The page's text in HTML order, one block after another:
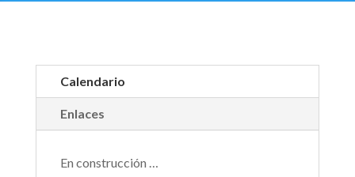
Calendario
Enlaces
En construcción …